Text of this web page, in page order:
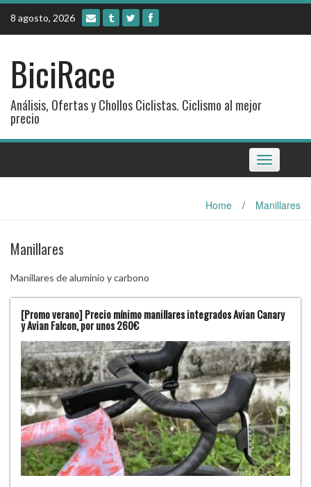
Skip
content
8 agosto, 2026
BiciRace
Análisis, Ofertas y Chollos Ciclistas. Ciclismo al mejor
precio
Toggle
navigation
Home / Manillares
Manillares
Manillares de aluminio y carbono
[Promo verano] Precio mínimo manillares integrados Avian Canary
y Avian Falcon, por unos 260€